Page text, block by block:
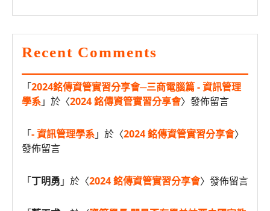
Recent Comments
「2024銘傳資管實習分享會─三商電腦篇 - 資訊管理
學系」於〈2024 銘傳資管實習分享會〉發佈留言
「- 資訊管理學系」於〈2024 銘傳資管實習分享會〉
發佈留言
「丁明勇 」於〈2024 銘傳資管實習分享會〉發佈留言